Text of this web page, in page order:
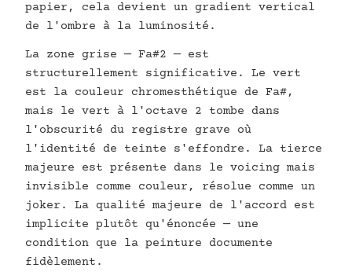
papier, cela devient un gradient vertical
de l'ombre à la luminosité.
La zone grise — Fa#2 — est
structurellement significative. Le vert
est la couleur chromesthétique de Fa#,
mais le vert à l'octave 2 tombe dans
l'obscurité du registre grave où
l'identité de teinte s'effondre. La tierce
majeure est présente dans le voicing mais
invisible comme couleur, résolue comme un
joker. La qualité majeure de l'accord est
implicite plutôt qu'énoncée — une
condition que la peinture documente
fidèlement.